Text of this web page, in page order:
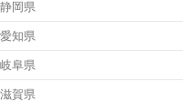
静岡県
愛知県
岐阜県
滋賀県